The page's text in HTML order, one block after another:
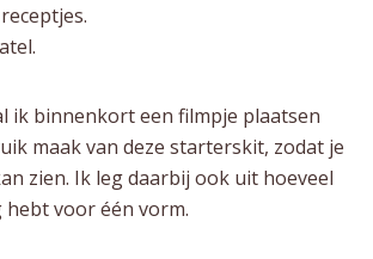
ik binnenkort een filmpje plaatsen
maak van deze starterskit, zodat je
zien. Ik leg daarbij ook uit hoeveel
voor één vorm.